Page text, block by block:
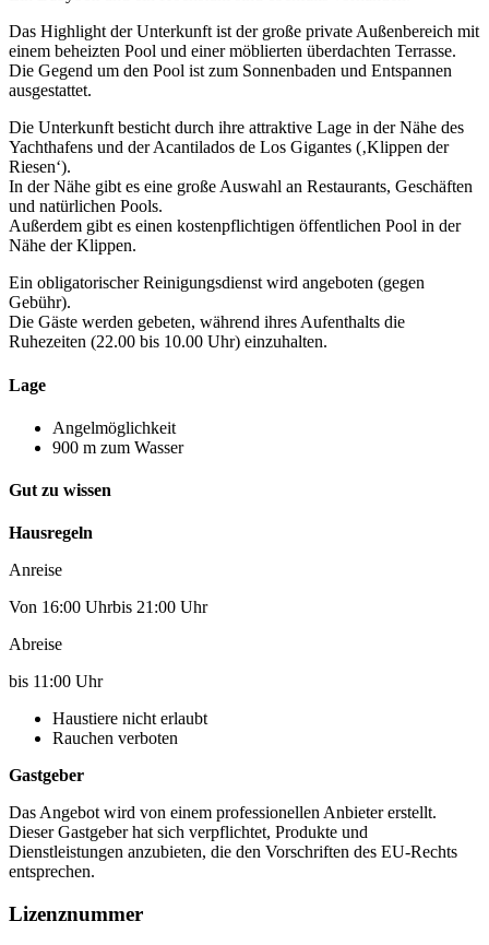
Das Highlight der Unterkunft ist der große private Außenbereich mit
einem beheizten Pool und einer möblierten überdachten Terrasse.
Die Gegend um den Pool ist zum Sonnenbaden und Entspannen
ausgestattet.
Die Unterkunft besticht durch ihre attraktive Lage in der Nähe des
Yachthafens und der Acantilados de Los Gigantes (‚Klippen der
Riesen‘).
In der Nähe gibt es eine große Auswahl an Restaurants, Geschäften
und natürlichen Pools.
Außerdem gibt es einen kostenpflichtigen öffentlichen Pool in der
Nähe der Klippen.
Ein obligatorischer Reinigungsdienst wird angeboten (gegen
Gebühr).
Die Gäste werden gebeten, während ihres Aufenthalts die
Ruhezeiten (22.00 bis 10.00 Uhr) einzuhalten.
Lage
Angelmöglichkeit
900 m zum Wasser
Gut zu wissen
Hausregeln
Anreise
Von 16:00 Uhrbis 21:00 Uhr
Abreise
bis 11:00 Uhr
Haustiere nicht erlaubt
Rauchen verboten
Gastgeber
Das Angebot wird von einem professionellen Anbieter erstellt.
Dieser Gastgeber hat sich verpflichtet, Produkte und
Dienstleistungen anzubieten, die den Vorschriften des EU-Rechts
entsprechen.
Lizenznummer